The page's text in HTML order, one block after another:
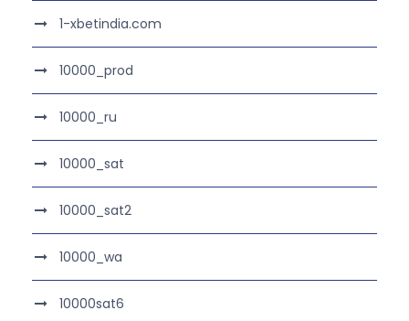
1-xbetindia.com
10000_prod
10000_ru
10000_sat
10000_sat2
10000_wa
10000sat6